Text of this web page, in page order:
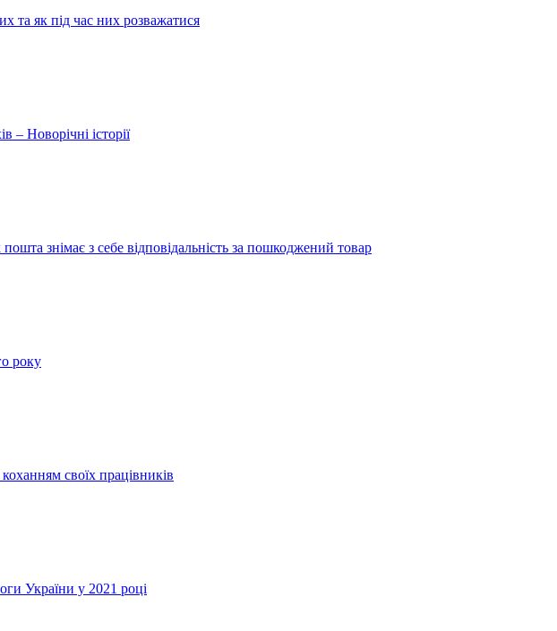
та як під час них розважатися
– Новорічні історії
знімає з себе відповідальність за пошкоджений товар
року
своїх працівників
України у 2021 році